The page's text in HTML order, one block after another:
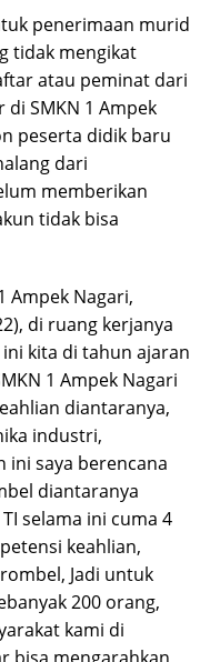
penerimaan murid
tidak mengikat
atau peminat dari
SMKN 1 Ampek
peserta didik baru
dari
memberikan
tidak bisa
Ampek Nagari,
di ruang kerjanya
kita di tahun ajaran
1 Ampek Nagari
diantaranya,
industri,
ini saya berencana
diantaranya
selama ini cuma 4
keahlian,
Jadi untuk
200 orang,
kami di